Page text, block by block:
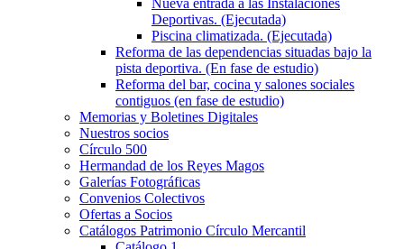
Nueva entrada a las Instalaciones
Deportivas. (Ejecutada)
Piscina climatizada. (Ejecutada)
Reforma de las dependencias situadas bajo la
pista deportiva. (En fase de estudio)
Reforma del bar, cocina y salones sociales
contiguos (en fase de estudio)
Memorias y Boletines Digitales
Nuestros socios
Círculo 500
Hermandad de los Reyes Magos
Galerías Fotográficas
Convenios Colectivos
Ofertas a Socios
Catálogos Patrimonio Círculo Mercantil